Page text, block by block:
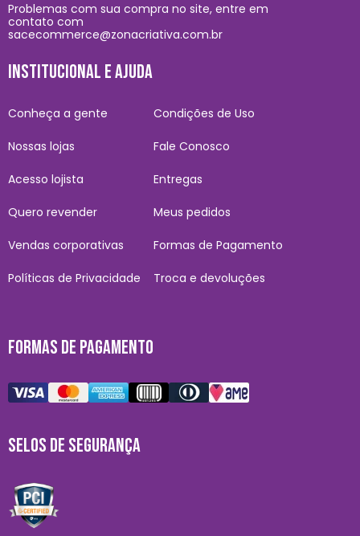
Problemas com sua compra no site, entre em
contato com
sacecommerce@zonacriativa.com.br
INSTITUCIONAL E AJUDA
Conheça a gente
Nossas lojas
Acesso lojista
Quero revender
Vendas corporativas
Políticas de Privacidade
Condições de Uso
Fale Conosco
Entregas
Meus pedidos
Formas de Pagamento
Troca e devoluções
FORMAS DE PAGAMENTO
SELOS DE SEGURANÇA